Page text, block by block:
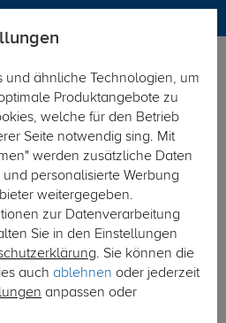
Kia Sportage
und ähnliche Technologien, um
Produktangebote zu
welche für den Betrieb
Seite notwendig sing. Mit
werden zusätzliche Daten
personalisierte Werbung
weitergegeben.
zur Datenverarbeitung
Sie in den Einstellungen
. Sie können die
auch ablehnen oder jederzeit
anpassen oder